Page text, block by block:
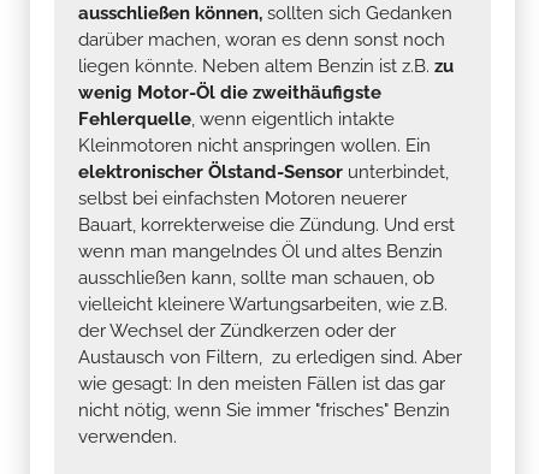
ausschließen können, sollten sich Gedanken
darüber machen, woran es denn sonst noch
liegen könnte. Neben altem Benzin ist z.B. zu
wenig Motor-Öl die zweithäufigste
Fehlerquelle, wenn eigentlich intakte
Kleinmotoren nicht anspringen wollen. Ein
elektronischer Ölstand-Sensor unterbindet,
selbst bei einfachsten Motoren neuerer
Bauart, korrekterweise die Zündung. Und erst
wenn man mangelndes Öl und altes Benzin
ausschließen kann, sollte man schauen, ob
vielleicht kleinere Wartungsarbeiten, wie z.B.
der Wechsel der Zündkerzen oder der
Austausch von Filtern, zu erledigen sind. Aber
wie gesagt: In den meisten Fällen ist das gar
nicht nötig, wenn Sie immer "frisches" Benzin
verwenden.